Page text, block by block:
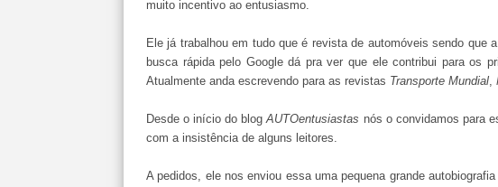
muito incentivo ao entusiasmo.
Ele já trabalhou em tudo que é revista de automóveis sendo que
busca rápida pelo Google dá pra ver que ele contribui para os
Atualmente anda escrevendo para as revistas Transporte Mundial,
Desde o início do blogAUTOentusiastas nós o convidamos para
com a insistência de alguns leitores.
A pedidos, ele nos enviou essa uma pequena grande